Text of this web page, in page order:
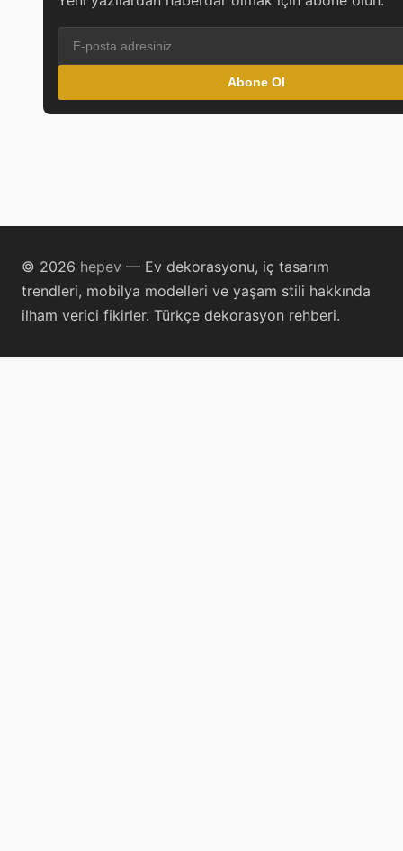
Abone Ol
© 2026 hepev — Ev dekorasyonu, iç tasarım
trendleri, mobilya modelleri ve yaşam stili hakkında
ilham verici fikirler. Türkçe dekorasyon rehberi.